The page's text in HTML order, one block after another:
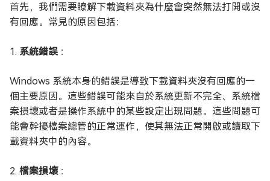
首先，我們需要瞭解下載資料夾為什麼會突然無法打開或沒
有回應。常見的原因包括：
1. 系統錯誤 ：
Windows 系統本身的錯誤是導致下載資料夾沒有回應的一
個主要原因。這些錯誤可能來自於系統更新不完全、系統檔
案損壞或者是操作系統中的某些設定出現問題。這些問題可
能會幹擾檔案總管的正常運作，使其無法正常開啟或讀取下
載資料夾中的內容。
2. 檔案損壞 ：